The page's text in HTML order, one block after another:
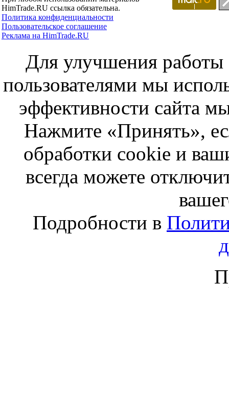
HimTrade.RU ссылка обязательна.
Политика конфиденциальности
Пользовательское соглашение
Реклама на HimTrade.RU
Для улучшения работы
пользователями мы
эффективности сайта
Нажмите «Принять»,
обработки cookie и
всегда можете
Подробности в